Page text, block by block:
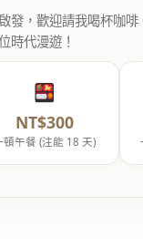
發，歡迎請我喝杯咖
時代漫遊！
NT$300
頓午餐 (注能 18 天)